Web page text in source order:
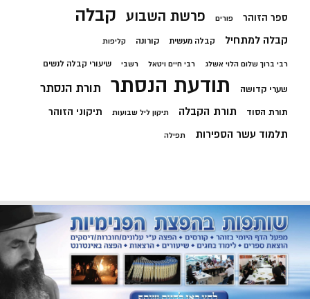
ספר הזוהר פורים פרשת השבוע קבלה
קבלה למתחיל קבלה מעשית קורונה קליפות
רבי ברוך שלום הלוי אשלג רבי חיים ויטאל רשבי שיעורי קבלה לנשים
שערי קדושה תודעת הנסתר תורת הנסתר
תורת הסוד תורת הקבלה תיקון ליל שבועות תיקוני הזוהר
תלמוד עשר הספירות תפילה